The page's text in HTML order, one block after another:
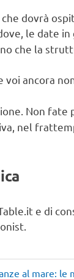
dovrà
le date in
che la
voi ancora
Non fate
nel
e di
al mare: le